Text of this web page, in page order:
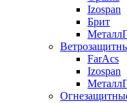
Izospan
Брит
FarAcs
Izospan